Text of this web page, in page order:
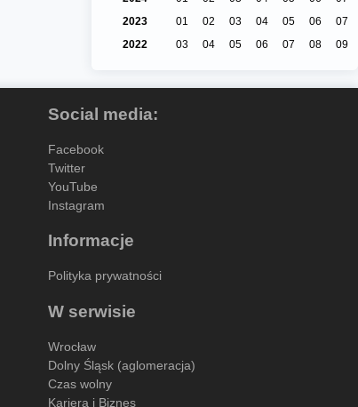
2023
01 02 03 04 05 06
07
2022
03 04 05 06 07 08 09
Social media:
Facebook
Twitter
YouTube
Instagram
Informacje
Polityka prywatności
W serwisie
Wrocław
Dolny Śląsk (aglomeracja)
Czas wolny
Kariera i Biznes